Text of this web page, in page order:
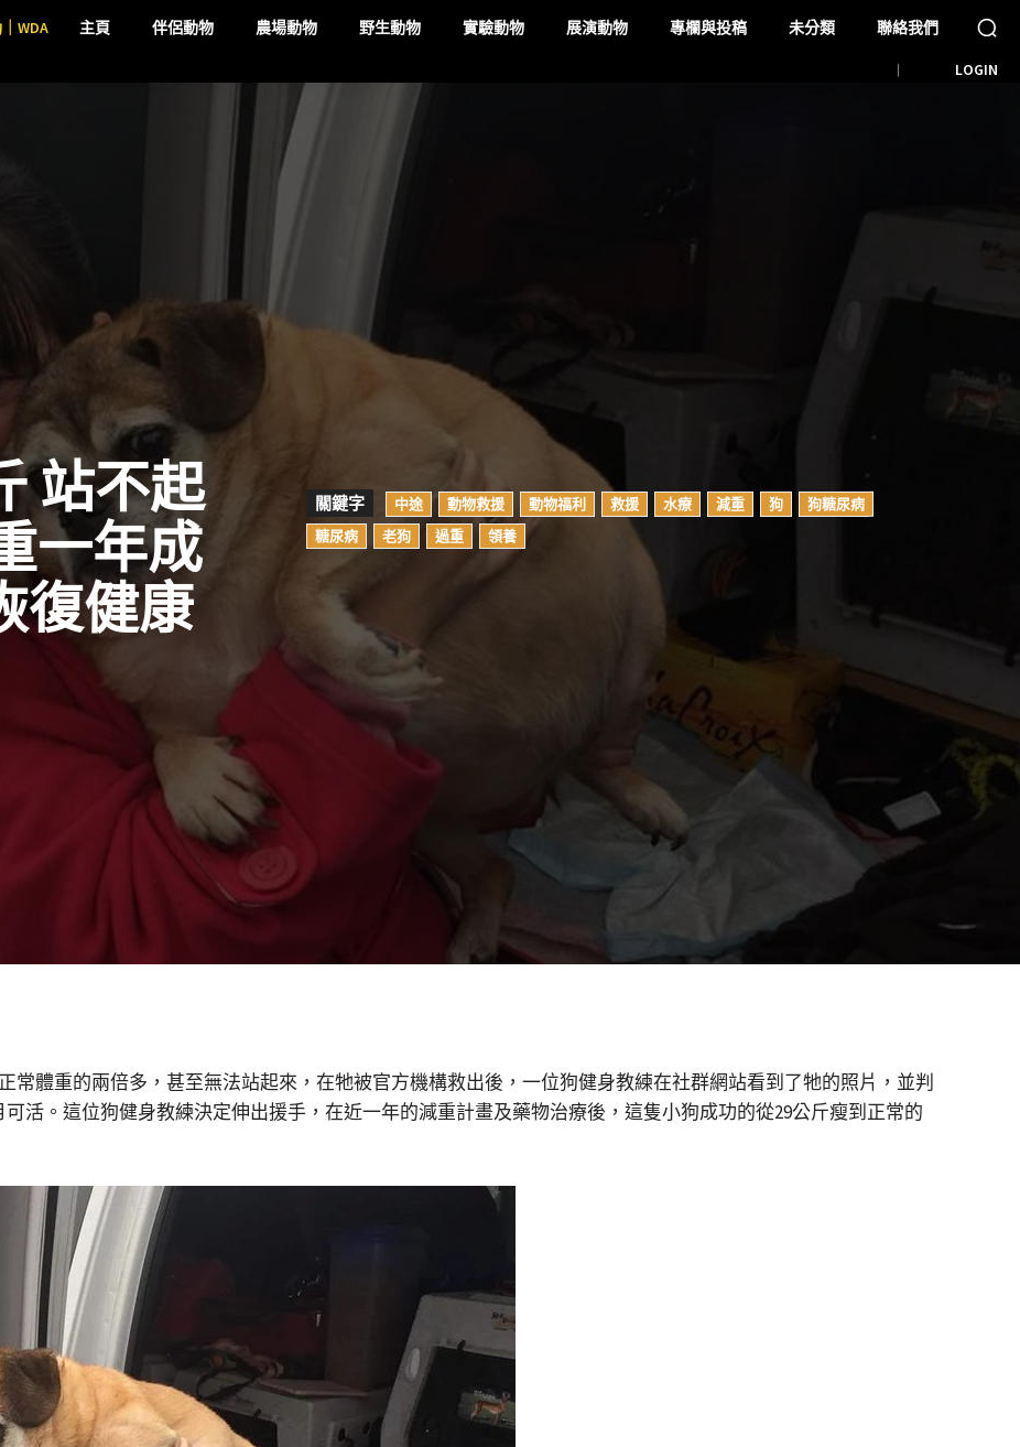
WDA 主頁 伴侶動物 農場動物 野生動物 實驗動物 展演動物 專欄與投稿 未分類 聯絡我們
LOGIN
站不起
一年成
復健康
關鍵字 中途 動物救援 動物福利 救援 水療 減重 狗
狗糖尿病
糖尿病
老狗 過重 領養
常體重的兩倍多，甚至無法站起來，在牠被官方機構救出後，一位狗健身教練在社群網站看到了牠的照片，並判
活。這位狗健身教練決定伸出援手，在近一年的減重計畫及藥物治療後，這隻小狗成功的從29公斤瘦到正常的